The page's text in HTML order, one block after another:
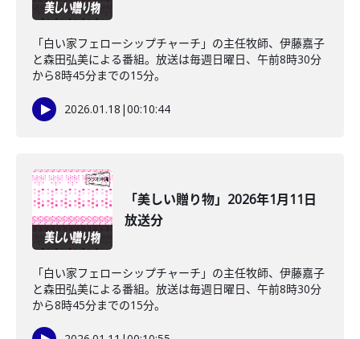
「白い家フェローシップチャーチ」の主任牧師、伊藤嘉子
と森田弘美による番組。放送は毎週日曜日、午前8時30分
から8時45分までの15分。
2026.01.18 |00:10:44
「美しい贈り物」2026年1月11日
放送分
「白い家フェローシップチャーチ」の主任牧師、伊藤嘉子
と森田弘美による番組。放送は毎週日曜日、午前8時30分
から8時45分までの15分。